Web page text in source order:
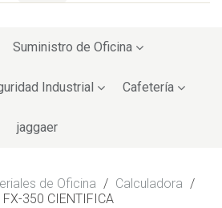
Suministro de Oficina
Industrial Cafetería
jaggaer
de Oficina / Calculadora /
FX-350 CIENTIFICA